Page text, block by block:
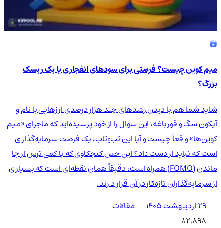
میم کوین چیست؟ فرصتی برای سودهای انفجاری یا یک ریسک
بزرگ؟
شاید شما هم با دیدن رشدهای چند هزار درصدی ارزهایی با نام و
آیکون سگ و قورباغه، این سوال را از خود پرسیده‌اید که ماجرای «میم
کوین‌ها» واقعاً چیست و آیا این تب‌وتاب، یک فرصت سرمایه‌گذاری
است که نباید از دست داد؟ این حس کنجکاوی که با کمی ترس از جا
ماندن (FOMO) همراه است، دقیقاً همان نقطه‌ای است که بسیاری
از سرمایه‌گذاران تازه‌کار در آن قرار دارند.
۲۹ اردیبهشت ۱۴۰۵
مقالات
82,898